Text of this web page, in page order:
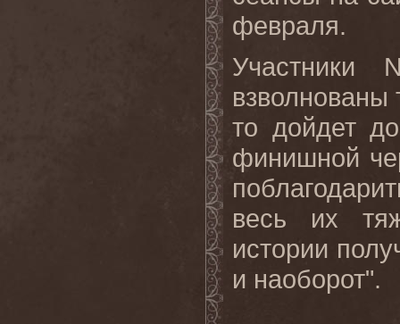
февраля.
Участники
взволнованы
то дойдет
финишной
весь их
истории
и наоборот".